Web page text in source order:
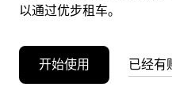
以通过优步租车。
开始使用 已经有